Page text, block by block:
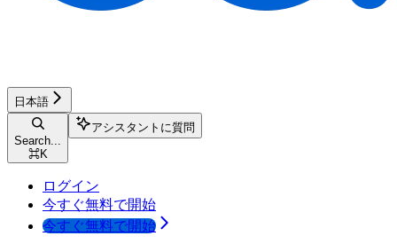
日本語
Search...
⌘K
アシスタントに質問
ログイン
今すぐ無料で開始
今すぐ無料で開始